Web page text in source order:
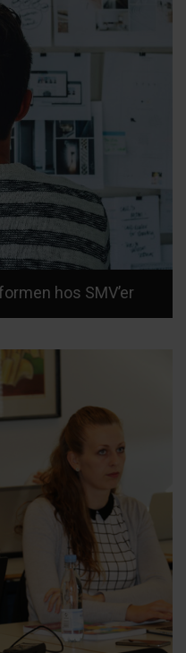
hos SMV’er